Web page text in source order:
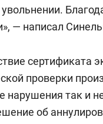
— написал
сертификата
проверки
нарушения так и
об